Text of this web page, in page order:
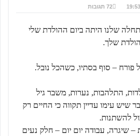
72 תגובות
שלנו היתה ביום ההולדת שלי
שלך.
– סוף בסתיו, כשהכל נובל.
התלהבות, נערות, משבר גיל
עימו עדיין תקווה כי החיים רק
להשתנות.
שיגרה, עבודה יום יום – חלק נעים